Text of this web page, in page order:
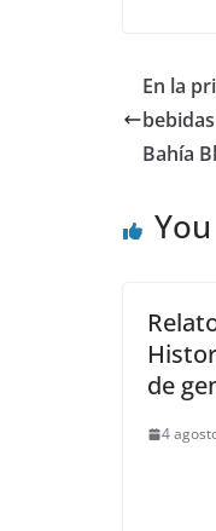
En la
Bahía
de
4